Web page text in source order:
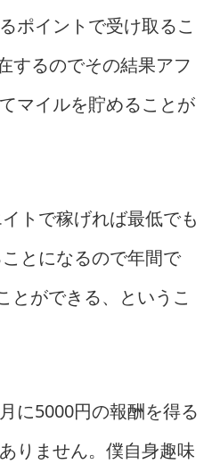
ポイントで受け取るこ
するのでその結果アフ
マイルを貯めることが
トで稼げれば最低でも
とになるので年間で
とができる、というこ
に5000円の報酬を得る
りません。僕自身趣味